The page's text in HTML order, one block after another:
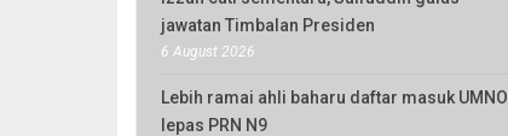
jawatan Timbalan Presiden
6 August 2026
Lebih ramai ahli baharu daftar masuk UMNO
lepas PRN N9